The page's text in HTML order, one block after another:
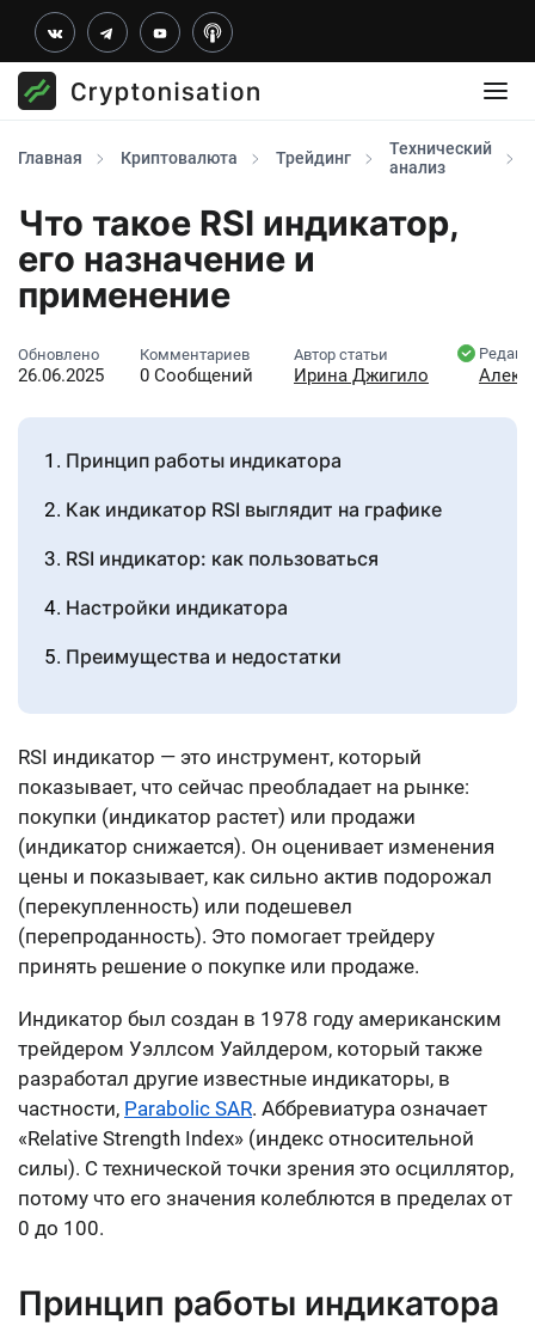
Главная Криптовалюта Трейдинг
Технический
анализ
Что такое RSI индикатор,
его назначение и
применение
Обновлено
26.06.2025
Комментариев
0 Сообщений
Автор статьи
Ирина Джигило
Принцип работы индикатора
Как индикатор RSI выглядит на графике
RSI индикатор: как пользоваться
Настройки индикатора
Преимущества и недостатки
Заключение
RSI индикатор — это инструмент, который
показывает, что сейчас преобладает на рынке:
покупки (индикатор растет) или продажи
(индикатор снижается). Он оценивает изменения
цены и показывает, как сильно актив подорожал
(перекупленность) или подешевел
(перепроданность). Это помогает трейдеру
принять решение о покупке или продаже.
Индикатор был создан в 1978 году американским
трейдером Уэллсом Уайлдером, который также
разработал другие известные индикаторы, в
частности, Parabolic SAR. Аббревиатура означает
«Relative Strength Index» (индекс относительной
силы). С технической точки зрения это осциллятор,
потому что его значения колеблются в пределах от
0 до 100.
Принцип работы индикатора